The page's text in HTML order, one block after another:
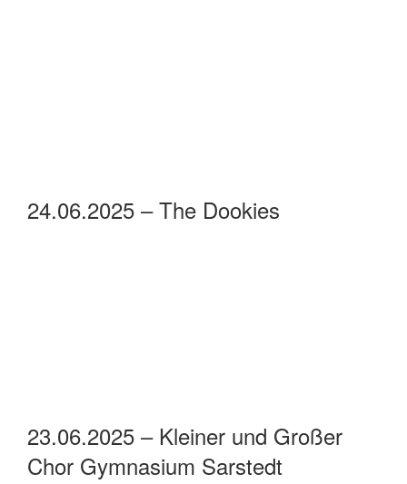
24.06.2025 – The Dookies
23.06.2025 – Kleiner und Großer
Chor Gymnasium Sarstedt